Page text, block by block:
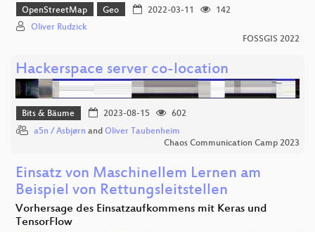
OpenStreetMap Geo 2022-03-11
142
Oliver Rudzick
FOSSGIS 2022
Hackerspace server co-location
Bits & Bäume 2023-08-15
602
a5n / Asbjørn and Oliver Taubenheim
Chaos Communication Camp 2023
Einsatz von Maschinellem Lernen am
Beispiel von Rettungsleitstellen
Vorhersage des Einsatzaufkommens mit Keras und
TensorFlow